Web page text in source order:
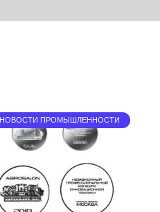
НОВОСТИ ПРОМЫШЛЕННОСТИ